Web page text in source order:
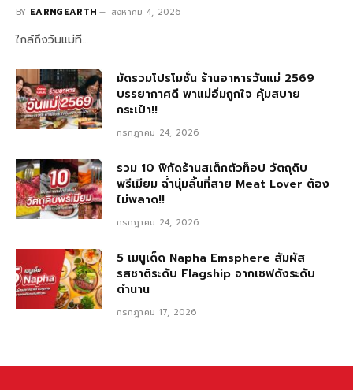
BY EARNGEARTH สิงหาคม 4, 2026
ใกล้ถึงวันแม่ที…
มัดรวมโปรโมชั่น ร้านอาหารวันแม่ 2569
บรรยากาศดี พาแม่อิ่มถูกใจ คุ้มสบาย
กระเป๋า!!
กรกฎาคม 24, 2026
รวม 10 พิกัดร้านสเต็กตัวท็อป วัตถุดิบ
พรีเมียม ฉ่ำนุ่มลิ้นที่สาย Meat Lover ต้อง
ไม่พลาด!!
กรกฎาคม 24, 2026
5 เมนูเด็ด Napha Emsphere สัมผัส
รสชาติระดับ Flagship จากเชฟดังระดับ
ตำนาน
กรกฎาคม 17, 2026